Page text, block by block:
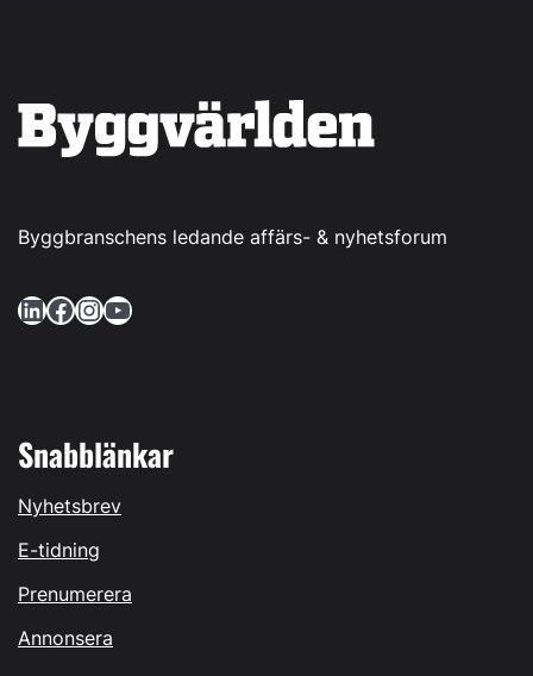
Byggbranschens ledande affärs- & nyhetsforum
LinkedIn Facebook InstagramYouTube
Snabblänkar
Nyhetsbrev
E-tidning
Prenumerera
Annonsera